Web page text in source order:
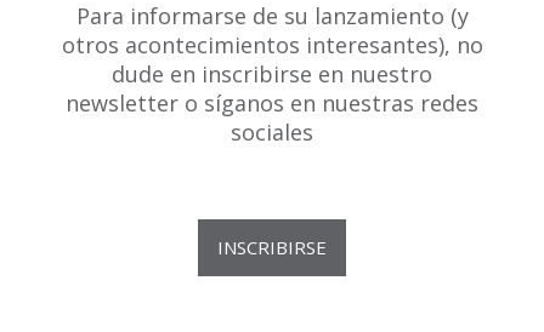
Para informarse de su lanzamiento (y
otros acontecimientos interesantes), no
dude en inscribirse en nuestro
newsletter o síganos en nuestras redes
sociales
INSCRIBIRSE